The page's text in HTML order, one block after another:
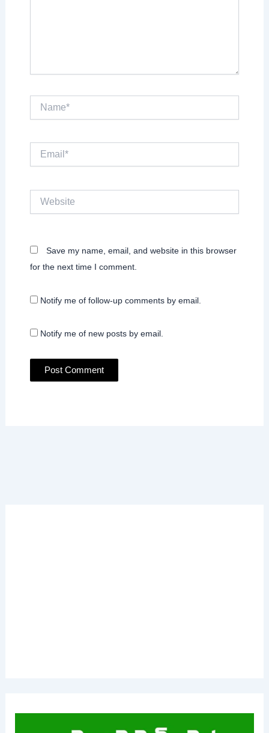
Email*
Save my name, email, and website in this browser
for the next time I comment.
Notify me of follow-up comments by email.
Notify me of new posts by email.